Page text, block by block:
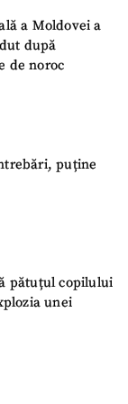
a Moldovei a
după
de noroc
puține
pătuțul copilului
unei